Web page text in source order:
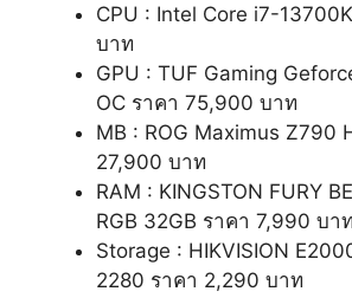
CPU : Intel Core i7-
บาท
GPU : TUF Gaming
OC ราคา 75,900 บาท
MB : ROG Maximus Z790
27,900 บาท
RAM : KINGSTON FURY
RGB 32GB ราคา 7,990 บาท
Storage : HIKVISION
2280 ราคา 2,290 บาท